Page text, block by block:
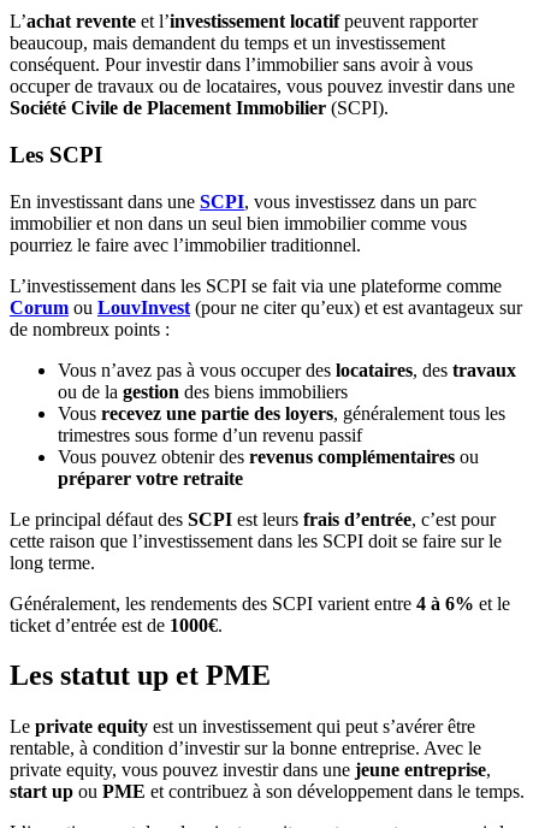
L’achat revente et l’investissement locatifpeuvent rapporter
beaucoup, mais demandent du temps et un investissement
conséquent. Pour investir dans l’immobilier sans avoir à vous
occuper de travaux ou de locataires, vous pouvez investir dans une
Société Civile de Placement Immobilier (SCPI).
Les SCPI
En investissant dans une SCPI, vous investissez dans un parc
immobilier et non dans un seul bien immobilier comme vous
pourriez le faire avec l’immobilier traditionnel.
L’investissement dans les SCPI se fait via une plateforme comme
Corum ou LouvInvest (pour ne citer qu’eux) et est avantageux sur
de nombreux points :
Vous n’avez pas à vous occuper des locataires, des travaux
ou de la gestion des biens immobiliers
Vous recevez une partie des loyers, généralement tous les
trimestres sous forme d’un revenu passif
Vous pouvez obtenir des revenus complémentaires ou
préparer votre retraite
Le principal défaut des SCPI est leurs frais d’entrée, c’est pour
cette raison que l’investissement dans les SCPI doit se faire sur le
long terme.
Généralement, les rendements des SCPI varient entre 4 à 6% et le
ticket d’entrée est de 1000€.
Les statut up et PME
Le private equity est un investissement qui peut s’avérer être
rentable, à condition d’investir sur la bonne entreprise. Avec le
private equity, vous pouvez investir dans une jeune entreprise,
start up ou PME et contribuez à son développement dans le temps.